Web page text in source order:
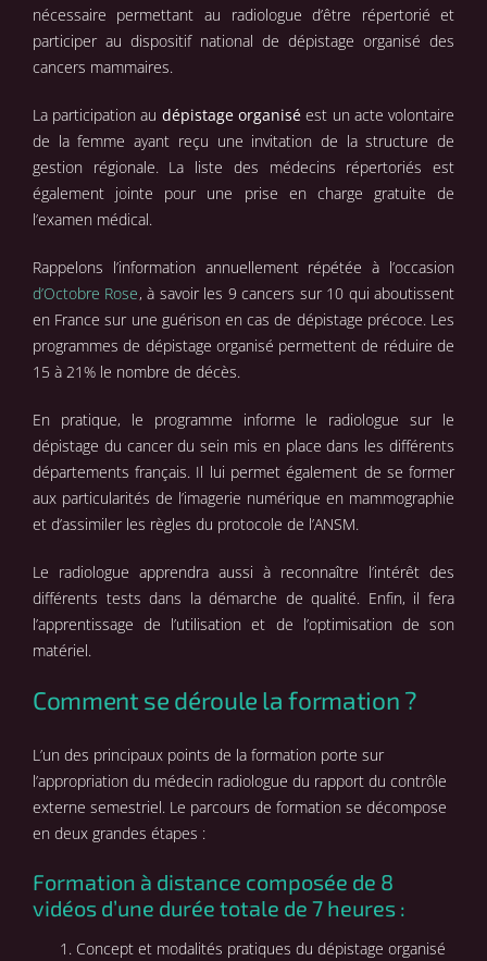
nécessaire permettant au radiologue d’être répertorié et
participer au dispositif national de dépistage organisé des
cancers mammaires.
La participation au dépistage organisé est un acte volontaire
de la femme ayant reçu une invitation de la structure de
gestion régionale. La liste des médecins répertoriés est
également jointe pour une prise en charge gratuite de
l’examen médical.
Rappelons l’information annuellement répétée à l’occasion
d’Octobre Rose, à savoir les 9 cancers sur 10 qui aboutissent
en France sur une guérison en cas de dépistage précoce. Les
programmes de dépistage organisé permettent de réduire de
15 à 21% le nombre de décès.
En pratique, le programme informe le radiologue sur le
dépistage du cancer du sein mis en place dans les différents
départements français. Il lui permet également de se former
aux particularités de l’imagerie numérique en mammographie
et d’assimiler les règles du protocole de l’ANSM.
Le radiologue apprendra aussi à reconnaître l’intérêt des
différents tests dans la démarche de qualité. Enfin, il fera
l’apprentissage de l’utilisation et de l’optimisation de son
matériel.
Comment se déroule la formation ?
L’un des principaux points de la formation porte sur
l’appropriation du médecin radiologue du rapport du contrôle
externe semestriel. Le parcours de formation se décompose
en deux grandes étapes :
Formation à distance composée de 8
vidéos d’une durée totale de 7 heures :
Concept et modalités pratiques du dépistage organisé